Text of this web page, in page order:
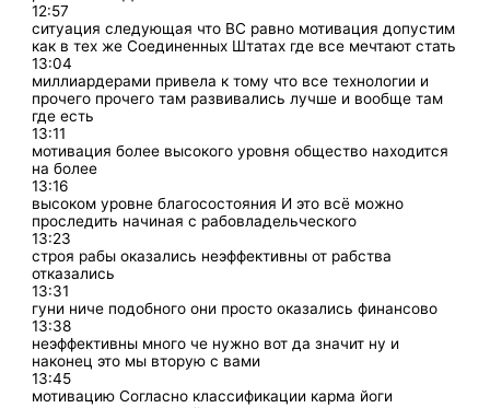
12:57
ситуация следующая что ВС равно мотивация допустим
как в тех же Соединенных Штатах где все мечтают стать
13:04
миллиардерами привела к тому что все технологии и
прочего прочего там развивались лучше и вообще там
где есть
13:11
мотивация более высокого уровня общество находится
на более
13:16
высоком уровне благосостояния И это всё можно
проследить начиная с рабовладельческого
13:23
строя рабы оказались неэффективны от рабства
отказались
13:31
гуни ниче подобного они просто оказались финансово
13:38
неэффективны много че нужно вот да значит ну и
наконец это мы вторую с вами
13:45
мотивацию Согласно классификации карма йоги